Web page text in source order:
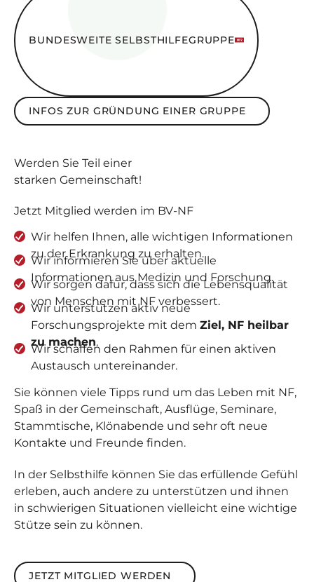
BUNDESWEITE SELBSTHILFEGRUPPE
Infos zur Gründung einer Gruppe
INFOS ZUR GRÜNDUNG EINER GRUPPE
Werden Sie Teil einer
starken Gemeinschaft!
Jetzt Mitglied werden im BV-NF
Wir helfen Ihnen, alle wichtigen Informationen
zu der Erkrankung zu erhalten.
Wir informieren Sie über aktuelle
Informationen aus Medizin und Forschung.
Wir sorgen dafür, dass sich die Lebensqualität
von Menschen mit NF verbessert.
Wir unterstützen aktiv neue
Forschungsprojekte mit dem Ziel, NF heilbar
zu machen.
Wir schaffen den Rahmen für einen aktiven
Austausch untereinander.
Sie können viele Tipps rund um das Leben mit NF,
Spaß in der Gemeinschaft, Ausflüge, Seminare,
Stammtische, Klönabende und sehr oft neue
Kontakte und Freunde finden.
In der Selbsthilfe können Sie das erfüllende Gefühl
erleben, auch andere zu unterstützen und ihnen
in schwierigen Situationen vielleicht eine wichtige
Stütze sein zu können.
Jetzt Mitglied werden
JETZT MITGLIED WERDEN